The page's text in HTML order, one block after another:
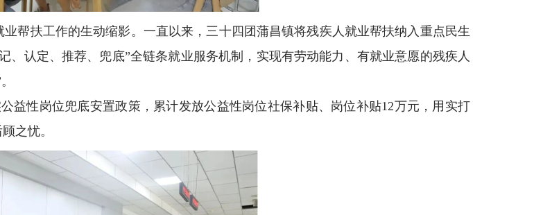
帮扶工作的生动缩影。一直以来，三十四团蒲昌镇将残疾人就业帮扶纳入重点民生
认定、推荐、兜底”全链条就业服务机制，实现有劳动能力、有就业意愿的残疾人
益性岗位兜底安置政策，累计发放公益性岗位社保补贴、岗位补贴12万元，用实打
之忧。